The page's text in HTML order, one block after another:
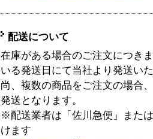
配送について
在庫がある場合のご注文につき
いる発送日にて当社より発送い
尚、複数の商品をご注文の場合
発送となります。
※配送業者は「佐川急便」また
けます